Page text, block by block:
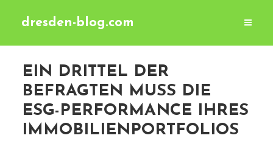
dresden-blog.com
EIN DRITTEL DER
BEFRAGTEN MUSS DIE
ESG-PERFORMANCE IHRES
IMMOBILIENPORTFOLIOS